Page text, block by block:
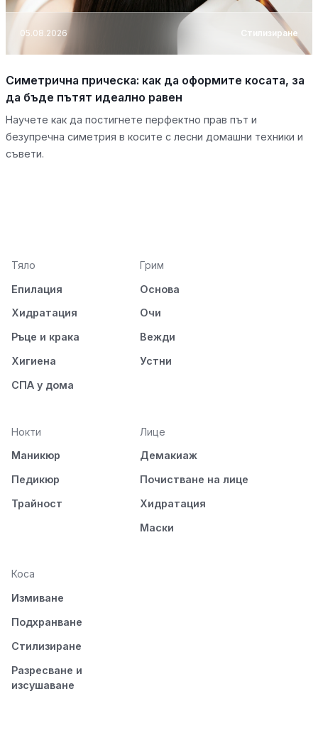
05.08.2026 Стилизиране
Симетрична прическа: как да оформите косата, за
да бъде пътят идеално равен
Научете как да постигнете перфектно прав път и
безупречна симетрия в косите с лесни домашни техники и
съвети.
Тяло
Епилация
Хидратация
Ръце и крака
Хигиена
СПА у дома
Грим
Основа
Очи
Вежди
Устни
Нокти
Маникюр
Педикюр
Трайност
Лице
Демакиаж
Почистване на лице
Хидратация
Маски
Коса
Измиване
Подхранване
Стилизиране
Разресване и
изсушаване